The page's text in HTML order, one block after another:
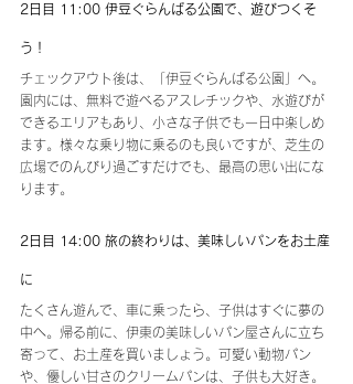
2日目 11:00 伊豆ぐらんぱる公園で、遊びつくそ
う！
チェックアウト後は、「伊豆ぐらんぱる公園」へ。
園内には、無料で遊べるアスレチックや、水遊びが
できるエリアもあり、小さな子供でも一日中楽しめ
ます。様々な乗り物に乗るのも良いですが、芝生の
広場でのんびり過ごすだけでも、最高の思い出にな
ります。
2日目 14:00 旅の終わりは、美味しいパンをお土産
に
たくさん遊んで、車に乗ったら、子供はすぐに夢の
中へ。帰る前に、伊東の美味しいパン屋さんに立ち
寄って、お土産を買いましょう。可愛い動物パン
や、優しい甘さのクリームパンは、子供も大好き。